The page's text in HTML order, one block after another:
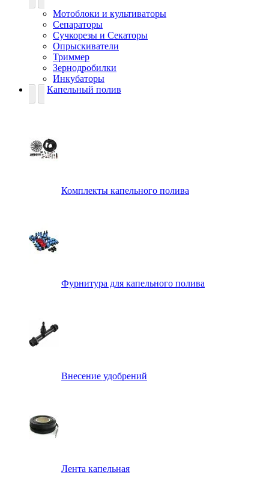
Мотоблоки и культиваторы
Сепараторы
Сучкорезы и Секаторы
Опрыскиватели
Триммер
Зернодробилки
Инкубаторы
Капельный полив
Комплекты капельного полива
Фурнитура для капельного полива
Внесение удобрений
Лента капельная